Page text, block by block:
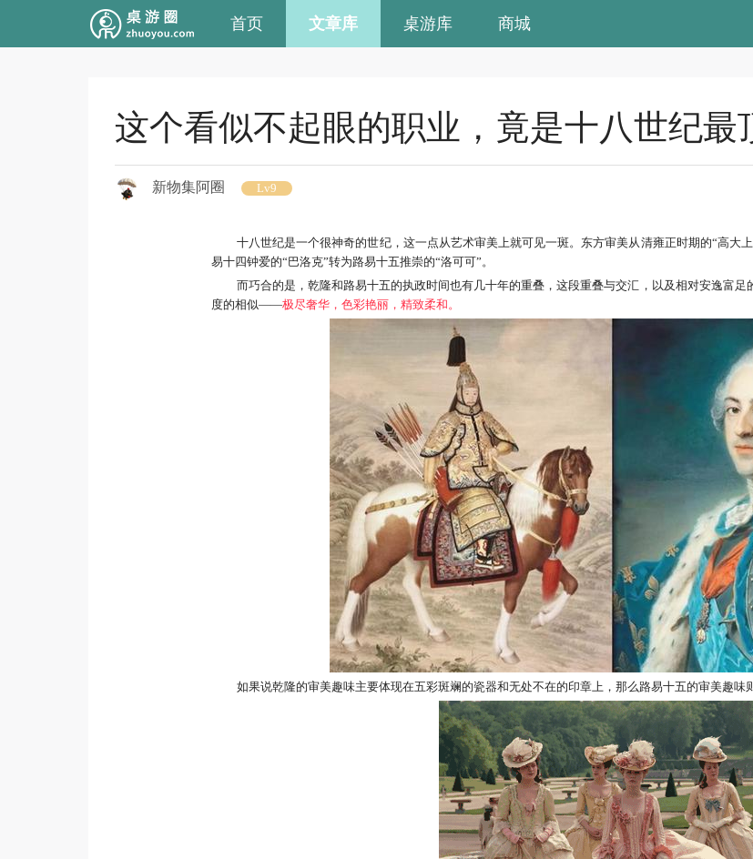
首页 文章库 桌游库 商城
这个看似不起眼的职业，竟是十八世纪最
新物集阿圈 Lv9
十八世纪是一个很神奇的世纪，这一点从艺术审美上就可见一斑。东方审美从清雍正时期的“高大
易十四钟爱的“巴洛克”转为路易十五推崇的“洛可可”。
而巧合的是，乾隆和路易十五的执政时间也有几十年的重叠，这段重叠与交汇，以及相对安逸富
度的相似——极尽奢华，色彩艳丽，精致柔和。
如果说乾隆的审美趣味主要体现在五彩斑斓的瓷器和无处不在的印章上，那么路易十五的审美趣味